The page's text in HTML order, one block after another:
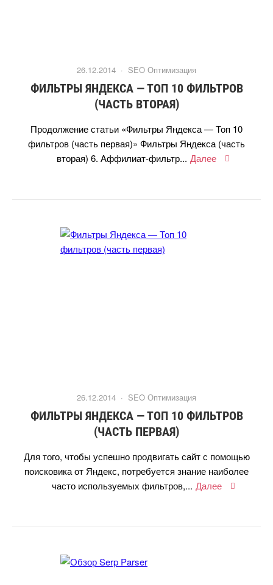
26.12.2014 · SEO Оптимизация
ФИЛЬТРЫ ЯНДЕКСА — ТОП 10 ФИЛЬТРО
(ЧАСТЬ ВТОРАЯ)
Продолжение статьи «Фильтры Яндекса — Топ 10
фильтров (часть первая)» Фильтры Яндекса (часть
торая) 6. Аффилиат-фильтр... Далее
26.12.2014 · SEO Оптимизация
ФИЛЬТРЫ ЯНДЕКСА — ТОП 10 ФИЛЬТРО
(ЧАСТЬ ПЕРВАЯ)
Для того, чтобы успешно продвигать сайт с помощью
поисковика от Яндекс, потребуется знание наиболее
часто используемых фильтров,... Далее